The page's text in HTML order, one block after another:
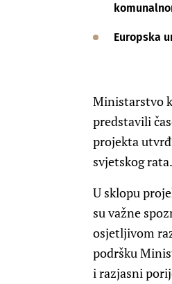
Europska
Ministarstvo
predstavili
projekta
svjetskog rata.
U sklopu
su važne
osjetljivom
podršku
i razjasni